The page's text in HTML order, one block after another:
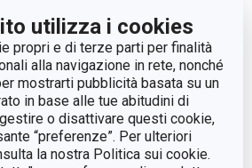
utilizza i cookies
propri e di terze parti per finalità
alla navigazione in rete, nonché
mostrarti pubblicità basata su un
in base alle tue abitudini di
o disattivare questi cookie,
“preferenze”. Per ulteriori
la nostra Politica sui cookie.
CLEAN KIT
nylon
spazzola